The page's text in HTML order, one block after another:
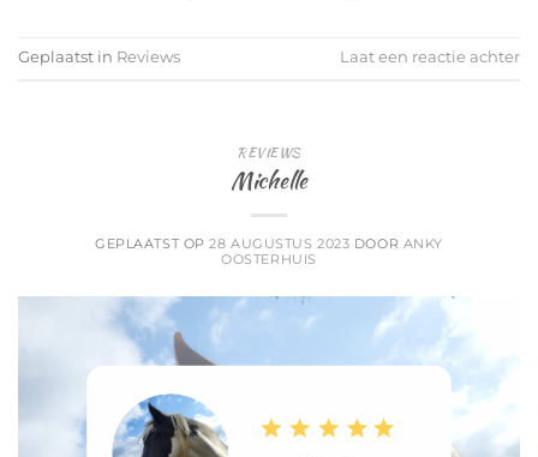
Geplaatst in Reviews Laat een reactie achter
REVIEWS
Michelle
GEPLAATST OP28 AUGUSTUS 2023 DOOR ANKY
OOSTERHUIS